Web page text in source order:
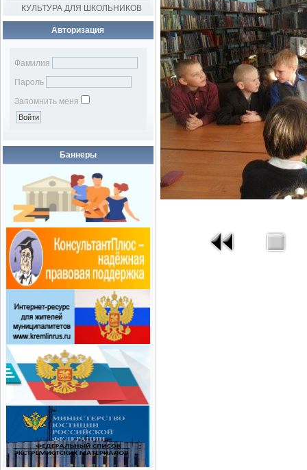
КУЛЬТУРА ДЛЯ ШКОЛЬНИКОВ
Авторизация
Фамилия
Пароль
Запомнить меня
Баннеры